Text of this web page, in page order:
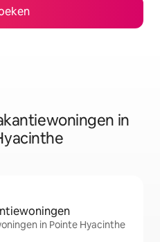
in
in Pointe Hyacinthe